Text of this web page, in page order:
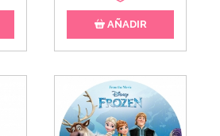
AÑADIR